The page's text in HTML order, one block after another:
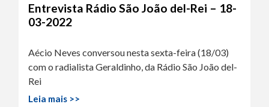
Entrevista Rádio São João del-Rei – 18-
03-2022
Aécio Neves conversou nesta sexta-feira (18/03)
com o radialista Geraldinho, da Rádio São João del-
Rei
Leia mais >>